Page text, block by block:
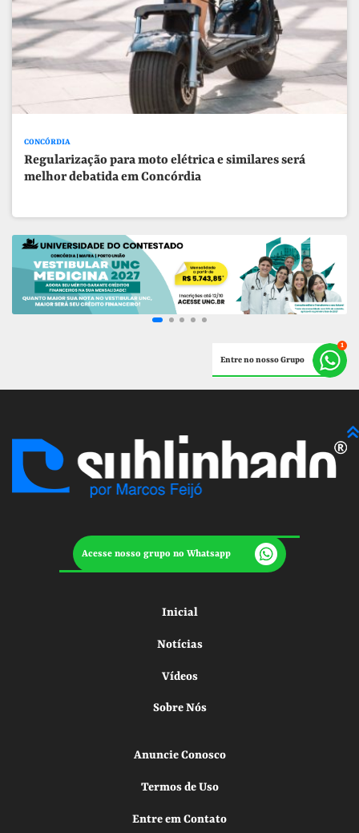
CONCÓRDIA
Regularização para moto elétrica e similares será
melhor debatida em Concórdia
Entre no nosso Grupo
Acesse nosso grupo no Whatsapp
Inicial
Notícias
Vídeos
Sobre Nós
Anuncie Conosco
Termos de Uso
Entre em Contato